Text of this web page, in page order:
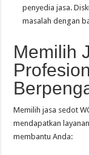
penyedia jasa.
masalah dengan
Memilih
Memilih jasa sedot
mendapatkan
membantu Anda: